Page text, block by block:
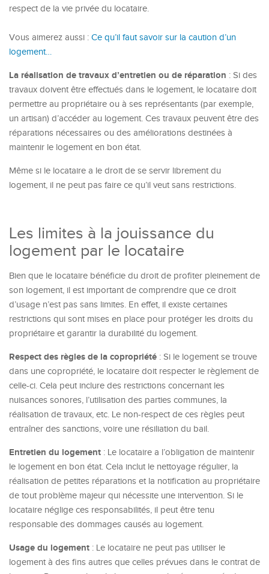
respect de la vie privée du locataire.
Vous aimerez aussi : Ce qu’il faut savoir sur la caution d’un
logement…
La réalisation de travaux d’entretien ou de réparation : Si des
travaux doivent être effectués dans le logement, le locataire doit
permettre au propriétaire ou à ses représentants (par exemple,
un artisan) d’accéder au logement. Ces travaux peuvent être des
réparations nécessaires ou des améliorations destinées à
maintenir le logement en bon état.
Même si le locataire a le droit de se servir librement du
logement, il ne peut pas faire ce qu’il veut sans restrictions.
Les limites à la jouissance du
logement par le locataire
Bien que le locataire bénéficie du droit de profiter pleinement de
son logement, il est important de comprendre que ce droit
d’usage n’est pas sans limites. En effet, il existe certaines
restrictions qui sont mises en place pour protéger les droits du
propriétaire et garantir la durabilité du logement.
Respect des règles de la copropriété : Si le logement se trouve
dans une copropriété, le locataire doit respecter le règlement de
celle-ci. Cela peut inclure des restrictions concernant les
nuisances sonores, l’utilisation des parties communes, la
réalisation de travaux, etc. Le non-respect de ces règles peut
entraîner des sanctions, voire une résiliation du bail.
Entretien du logement : Le locataire a l’obligation de maintenir
le logement en bon état. Cela inclut le nettoyage régulier, la
réalisation de petites réparations et la notification au propriétaire
de tout problème majeur qui nécessite une intervention. Si le
locataire néglige ces responsabilités, il peut être tenu
responsable des dommages causés au logement.
Usage du logement : Le locataire ne peut pas utiliser le
logement à des fins autres que celles prévues dans le contrat de